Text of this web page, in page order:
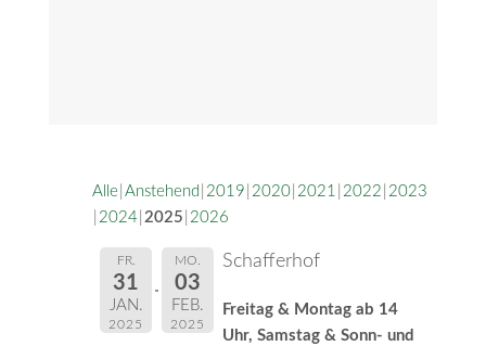
Alle Anstehend 2019 2020 2021 2022 2023
2024 2025 2026
FR.
31
JAN.
2025
MO.
03
FEB.
2025
Schafferhof
Freitag & Montag ab 14
Uhr, Samstag & Sonn- und